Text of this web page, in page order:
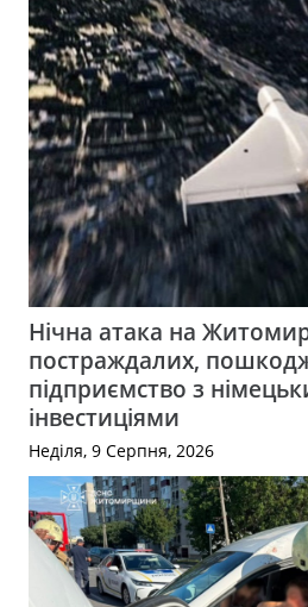
Нічна атака на
постраждалих,
підприємство з
інвестиціями
Неділя, 9 Серпня, 2026